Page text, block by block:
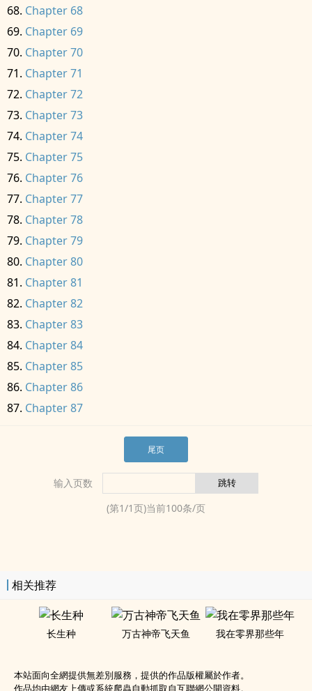
Chapter 68
Chapter 69
Chapter 70
Chapter 71
Chapter 72
Chapter 73
Chapter 74
Chapter 75
Chapter 76
Chapter 77
Chapter 78
Chapter 79
Chapter 80
Chapter 81
Chapter 82
Chapter 83
Chapter 84
Chapter 85
Chapter 86
Chapter 87
尾页
输入页数
(第1/1页)当前100条/页
相关推荐
长生种 万古神帝飞天鱼 我在零界那些年
本站面向全網提供無差別服務，提供的作品版權屬於作者。
作品均由網友上傳或系統爬蟲自動抓取自互聯網公開資料。